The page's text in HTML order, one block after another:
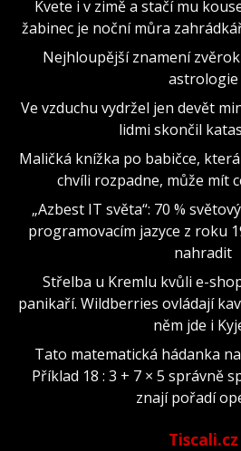
Kvete i v zimě a stačí mu
žabinec je noční můra
Nejhloupější znamení
astrologie
Ve vzduchu vydržel jen devět
lidmi skončil
Maličká knížka po babičce,
chvíli rozpadne, může mít
„Azbest IT světa“: 70 %
programovacím jazyce z roku
nahradit
Střelba u Kremlu kvůli e-
panikaří. Wildberries ovládají
něm jde i
Tato matematická hádanka
Příklad 18 : 3 + 7 × 5 správně
znají pořadí
Tiscali.cz